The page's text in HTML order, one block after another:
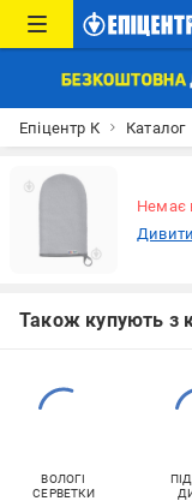
Епіцентр К Каталог
Немає
Також купують з
ВОЛОГІ
СЕРВЕТКИ